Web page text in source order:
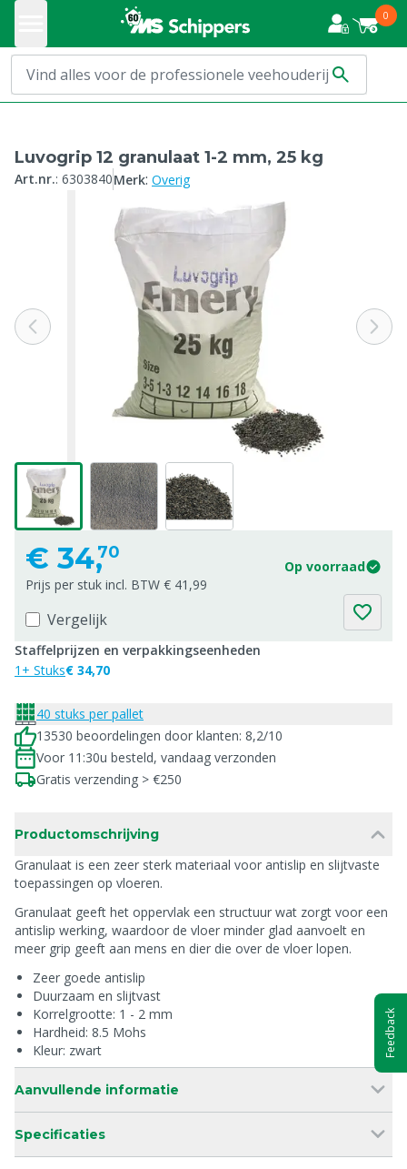
0
Luvogrip 12 granulaat 1-2 mm, 25 kg
Art.nr.: 6303840Merk: Overig
€ 34,70
Op voorraad
Prijs per stuk incl. BTW € 41,99
Vergelijk
Staffelprijzen en verpakkingseenheden
1+ Stuks€ 34,70
40 stuks per pallet
13530 beoordelingen door klanten: 8,2/10
Voor 11:30u besteld, vandaag verzonden
Gratis verzending > €250
Productomschrijving
Granulaat is een zeer sterk materiaal voor antislip en slijtvaste
toepassingen op vloeren.
Granulaat geeft het oppervlak een structuur wat zorgt voor een
antislip werking, waardoor de vloer minder glad aanvoelt en
meer grip geeft aan mens en dier die over de vloer lopen.
Zeer goede antislip
Duurzaam en slijtvast
Korrelgrootte: 1 - 2 mm
Hardheid: 8.5 Mohs
Kleur: zwart
Aanvullende informatie
Specificaties
Feedback